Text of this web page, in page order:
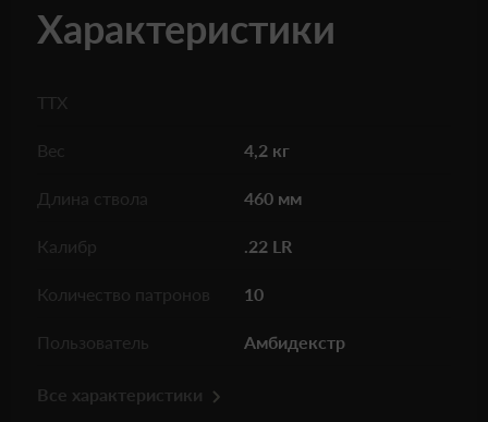
Характеристики
ТТХ
Вес 4,2 кг
Длина ствола 460 мм
Калибр .22 LR
Количество патронов 10
Пользователь Амбидекстр
Все характеристики